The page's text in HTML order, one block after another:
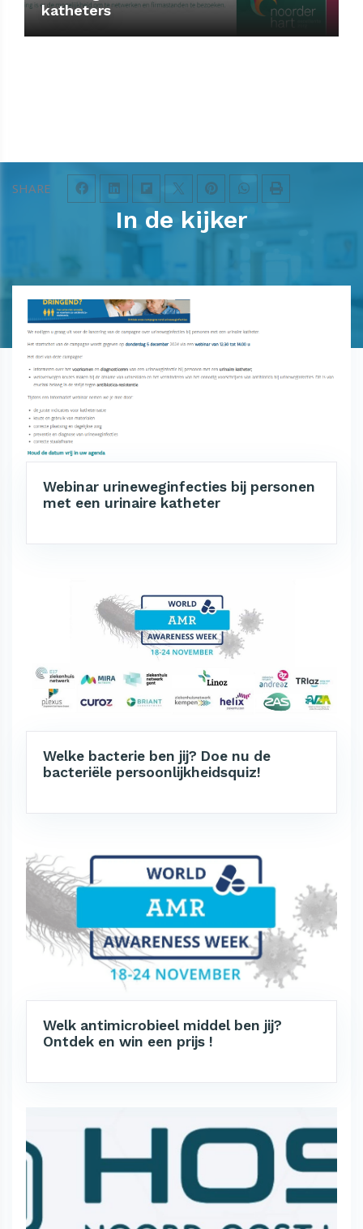
SHARE
katheters
In de kijker
Webinar urineweginfecties bij personen
met een urinaire katheter
Welke bacterie ben jij? Doe nu de
bacteriële persoonlijkheidsquiz!
Welk antimicrobieel middel ben jij?
Ontdek en win een prijs !